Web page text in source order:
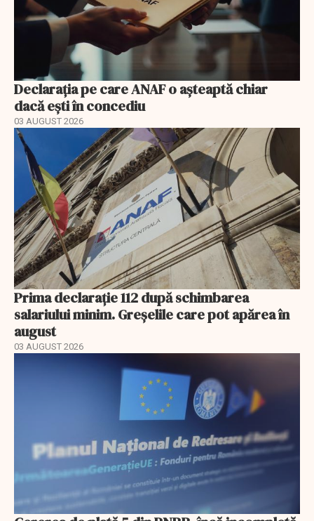
Declarația pe care ANAF o așteaptă chiar
dacă ești în concediu
03 AUGUST 2026
Prima declarație 112 după schimbarea
salariului minim. Greșelile care pot apărea în
august
03 AUGUST 2026